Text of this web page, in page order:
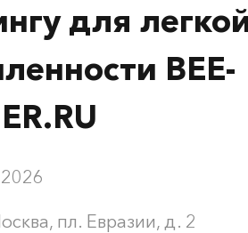
для
BEE-
пл. Евразии, д. 2